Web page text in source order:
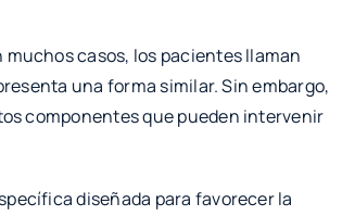
muchos casos, los pacientes llaman
una forma similar. Sin embargo,
componentes que pueden intervenir
diseñada para favorecer la